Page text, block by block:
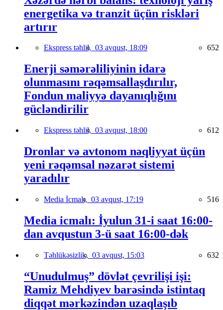
energetika və tranzit üçün riskləri
artırır
Ekspress təhlil, 03 avqust, 18:09 652
Enerji səmərəliliyinin idarə
olunmasını rəqəmsallaşdırılır,
Fondun maliyyə dayanıqlığını
gücləndirilir
Ekspress təhlil, 03 avqust, 18:00 612
Dronlar və avtonom nəqliyyat üçün
yeni rəqəmsal nəzarət sistemi
yaradılır
Media İcmalı, 03 avqust, 17:19 516
Media icmalı: İyulun 31-i saat 16:00-
dan avqustun 3-ü saat 16:00-dək
Təhlükəsizlik, 03 avqust, 15:03 632
“Unudulmuş” dövlət çevrilişi işi:
Ramiz Mehdiyev barəsində istintaq
diqqət mərkəzindən uzaqlaşıb